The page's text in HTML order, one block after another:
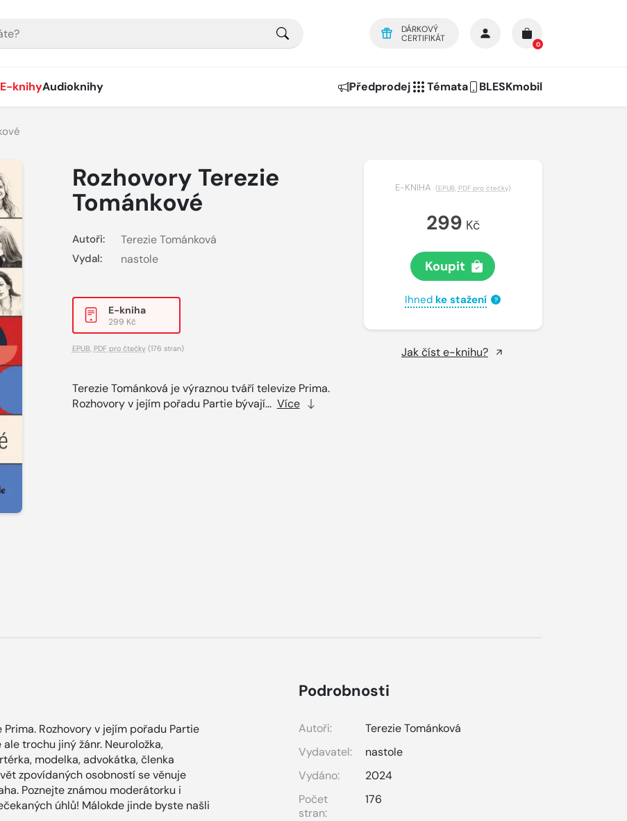
DÁRKOVÝ
CERTIFIKÁT
0
E-knihyAudioknihy Předprodej Témata BLESKmobil
Rozhovory Terezie
Tománkové
Autoři: Terezie Tománková
Vydal: nastole
E-kniha
299 Kč
EPUB PDF pro čtečky(176 stran)
Terezie Tománková je výraznou tváří televize Prima.
Rozhovory v jejím pořadu Partie bývají... Více
E-KNIHA (EPUB, PDF pro čtečky)
299 Kč
Koupit
Ihned ke stažení ?
Jak číst e-knihu?
Rozhovory v jejím pořadu Partie
trochu jiný žánr. Neuroložka,
modelka, advokátka, členka
zpovídaných osobností se věnuje
Poznejte známou moderátorku i
úhlů! Málokde jinde byste našli
Podrobnosti
Autoři:
Terezie Tománková
Vydavatel:
nastole
Vydáno:
2024
Počet
stran:
176